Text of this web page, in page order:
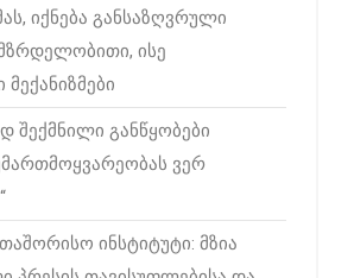
იქნება განსაზღვრული
ისე
შექმნილი განწყობები
ვერ
ინსტიტუტი: მზია